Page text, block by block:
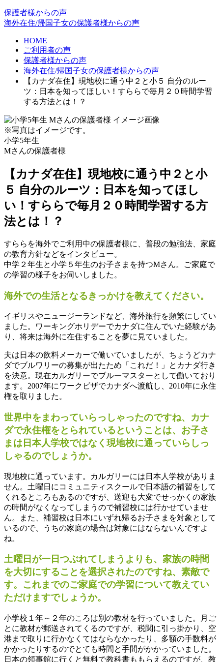
保護者様からの声
海外在住/帰国子女の保護者様からの声
HOME
ご利用者の声
保護者様からの声
海外在住/帰国子女の保護者様からの声
【カナダ在住】現地校に通う中２と小５ 自分のルー
ツ：日本を知ってほしい！すららで毎月２０時間学習
する方法とは！？
※写真はイメージです。
小学5年生
Mさんの保護者様
【カナダ在住】現地校に通う中２と小
５ 自分のルーツ：日本を知ってほし
い！すららで毎月２０時間学習する方
法とは！？
すららを海外でご利用中の保護者様に、普段の勉強法、家庭
の教育方針などをインタビュー。
中学２年生と小学５年生のお子さまを持つMさん。ご家庭で
の学習の様子をお伺いしました。
海外での生活となるきっかけを教えてください。
イギリスやニュージーランドなど、海外旅行を頻繁にしてい
ました。ワーキングホリデーでカナダに住んでいた経験があ
り、将来は海外に在住することを夢に見ていました。
夫は日本の飲料メーカーで働いていましたが、ちょうどカナ
ダでブルワリーの募集が出たため「これだ！」とカナダ行き
を決意。現在カルガリーでブルーマスターとして働いており
ます。2007年にワークビザでカナダへ渡航し、2010年に永住
権を取りました。
世界中をまわっていらっしゃったのですね、カナ
ダで永住権をとられているということは、お子さ
まは日本人学校ではなく現地校に通っていらしっ
しゃるのでしょうか。
現地校に通っています。カルガリーには日本人学校がありま
せん。土曜日にコミュニティスクールで日本語の補習をして
くれるところもあるのですが、送迎も大変でせっかくの家族
の時間がなくなってしまうので補習校には行かせていませ
ん。また、補習校は日本にいずれ帰るお子さまを対象として
いるので、うちの家庭の場合は対象にはならないんですよ
ね。
土曜日が一日つぶれてしまうよりも、家族の時間
を大切にすることを選択されたのですね、素敵で
す。これまでのご家庭での学習について教えてい
ただけますでしょうか。
小学校１年～２年のころは別の教材を行っていました。月ご
とに教材が郵送されてくるのですが、税関に引っ掛かり、空
港まで取りに行かなくてはならなかったり、多額の手数料が
かかったりするのでとても時間と手間がかかっていました。
日本の領事館に行くと無料で教科書ももらえるのですが、教